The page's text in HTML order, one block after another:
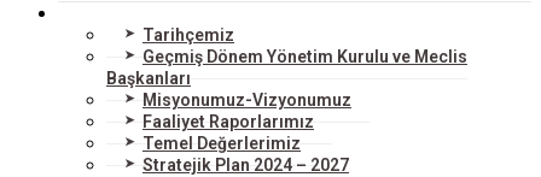
Tarihçemiz
Geçmiş Dönem Yönetim Kurulu ve Meclis
Başkanları
Misyonumuz-Vizyonumuz
Faaliyet Raporlarımız
Temel Değerlerimiz
Stratejik Plan 2024 – 2027